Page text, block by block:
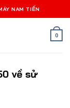
NAM TIẾN
0
về sử